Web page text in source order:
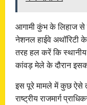
आगामी कुंभ के लिहाज
नेशनल हाईवे अथॉरिटी
तरह हल करें कि
कांवड़ मेले के दौरान
इस पूरे मामले में कुछ ऐसे
राष्ट्रीय राजमार्ग